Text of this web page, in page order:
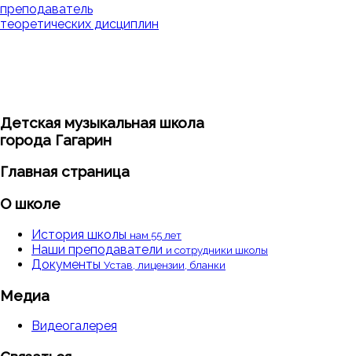
Детская музыкальная школа
города Гагарин
Главная страница
О школе
История школы нам 55 лет
Наши преподаватели и сотрудники школы
Документы Устав, лицензии, бланки
Медиа
Видеогалерея